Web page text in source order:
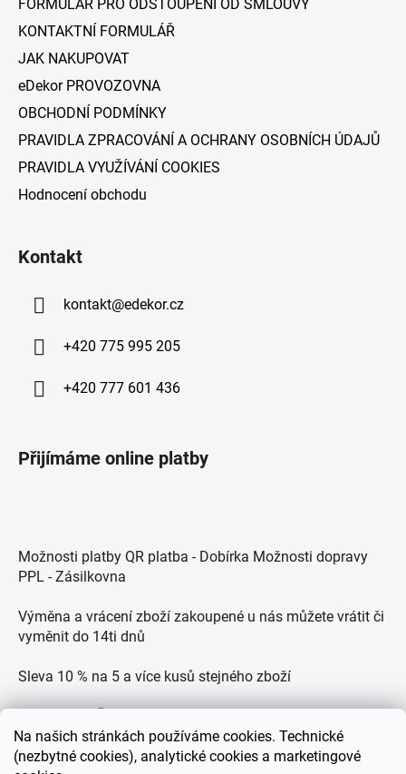
Na našich stránkách používáme cookies. Technické
(nezbytné cookies), analytické cookies a marketingové
FORMULÁŘ PRO ODSTOUPENÍ OD SMLOUVY
KONTAKTNÍ FORMULÁŘ
JAK NAKUPOVAT
eDekor PROVOZOVNA
OBCHODNÍ PODMÍNKY
PRAVIDLA ZPRACOVÁNÍ A OCHRANY OSOBNÍCH ÚDAJŮ
PRAVIDLA VYUŽÍVÁNÍ COOKIES
Hodnocení obchodu
Kontakt
kontakt@edekor.cz
+420 775 995 205
+420 777 601 436
Přijímáme online platby
Možnosti platby QR platba - Dobírka Možnosti dopravy
PPL - Zásilkovna
Výměna a vrácení zboží zakoupené u nás můžete vrátit či
vyměnit do 14ti dnů
Sleva 10 % na 5 a více kusů stejného zboží
Zákaznická podpora každý všední den od 9.00 do 18.00